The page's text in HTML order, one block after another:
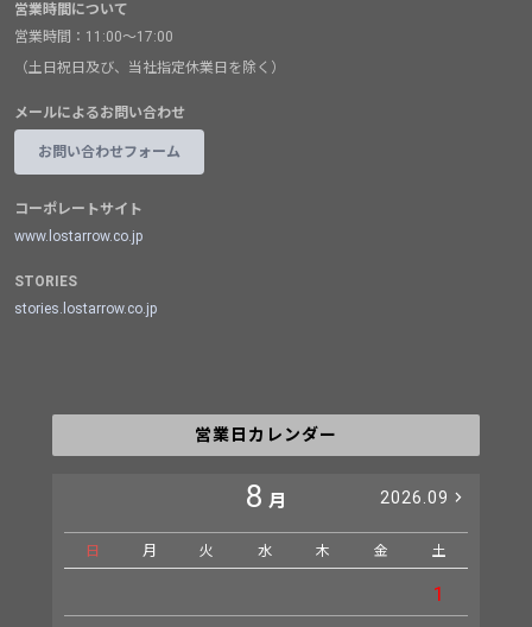
営業時間について
営業時間：11:00～17:00
（土日祝日及び、当社指定休業日を除く）
メールによるお問い合わせ
お問い合わせフォーム
コーポレートサイト
www.lostarrow.co.jp
STORIES
stories.lostarrow.co.jp
営業日カレンダー
8 月 2026.09
日 月 火 水 木 金 土
1